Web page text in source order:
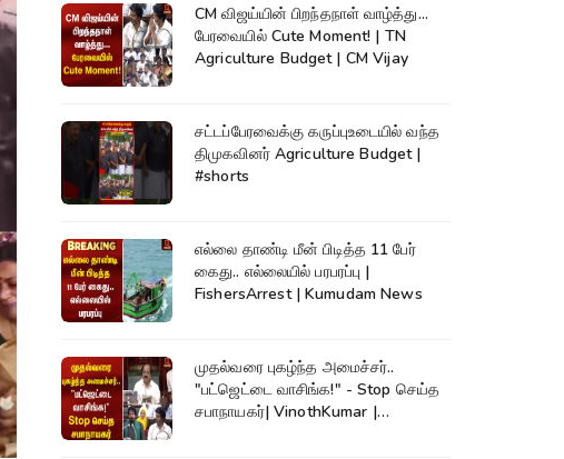
CM விஜய்யின் பிறந்தநாள் வாழ்த்து...
பேரவையில் Cute Moment! | TN
Agriculture Budget | CM Vijay
சட்டப்பேரவைக்கு கருப்புஉடையில் வந்த
திமுகவினர் Agriculture Budget |
#shorts
எல்லை தாண்டி மீன் பிடித்த 11 பேர்
கைது.. எல்லையில் பரபரப்பு |
FishersArrest | Kumudam News
முதல்வரை புகழ்ந்த அமைச்சர்..
"பட்ஜெட்டை வாசிங்க!" - Stop செய்த
சபாநாயகர்| VinothKumar |